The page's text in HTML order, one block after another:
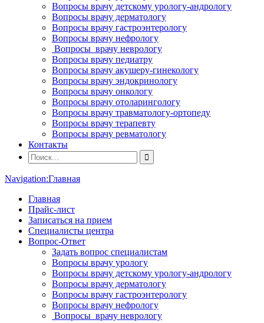
Вопросы врачу детскому урологу-андрологу
Вопросы врачу дерматологу
Вопросы врачу гастроэнтерологу
Вопросы врачу нефрологу
Вопросы врачу неврологу
Вопросы врачу педиатру
Вопросы врачу акушеру-гинекологу
Вопросы врачу эндокринологу
Вопросы врачу онкологу
Вопросы врачу отоларингологу
Вопросы врачу травматологу-ортопеду
Вопросы врачу терапевту
Вопросы врачу ревматологу
Контакты
Navigation:Главная
Главная
Прайс-лист
Записаться на прием
Специалисты центра
Вопрос-Ответ
Задать вопрос специалистам
Вопросы врачу урологу
Вопросы врачу детскому урологу-андрологу
Вопросы врачу дерматологу
Вопросы врачу гастроэнтерологу
Вопросы врачу нефрологу
Вопросы врачу неврологу